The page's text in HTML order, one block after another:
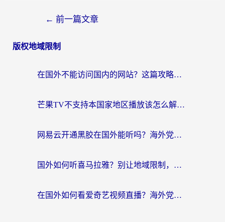
← 前一篇文章
版权地域限制
在国外不能访问国内的网站？这篇攻略帮你无缝连接家乡资源
芒果TV不支持本国家地区播放该怎么解决？海外党追剧看片的终极指南
网易云开通黑胶在国外能听吗？海外党亲测有效的回国听音乐方案
国外如何听喜马拉雅？别让地域限制，断了你的中文声音陪伴
在国外如何看爱奇艺视频直播？海外党亲测有效的回国加速器指南